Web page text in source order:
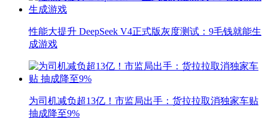
性能大提升 DeepSeek V4正式版灰度测试：9毛钱就能生
成游戏
为司机减负超13亿！市监局出手：货拉拉取消独家车贴
抽成降至9%